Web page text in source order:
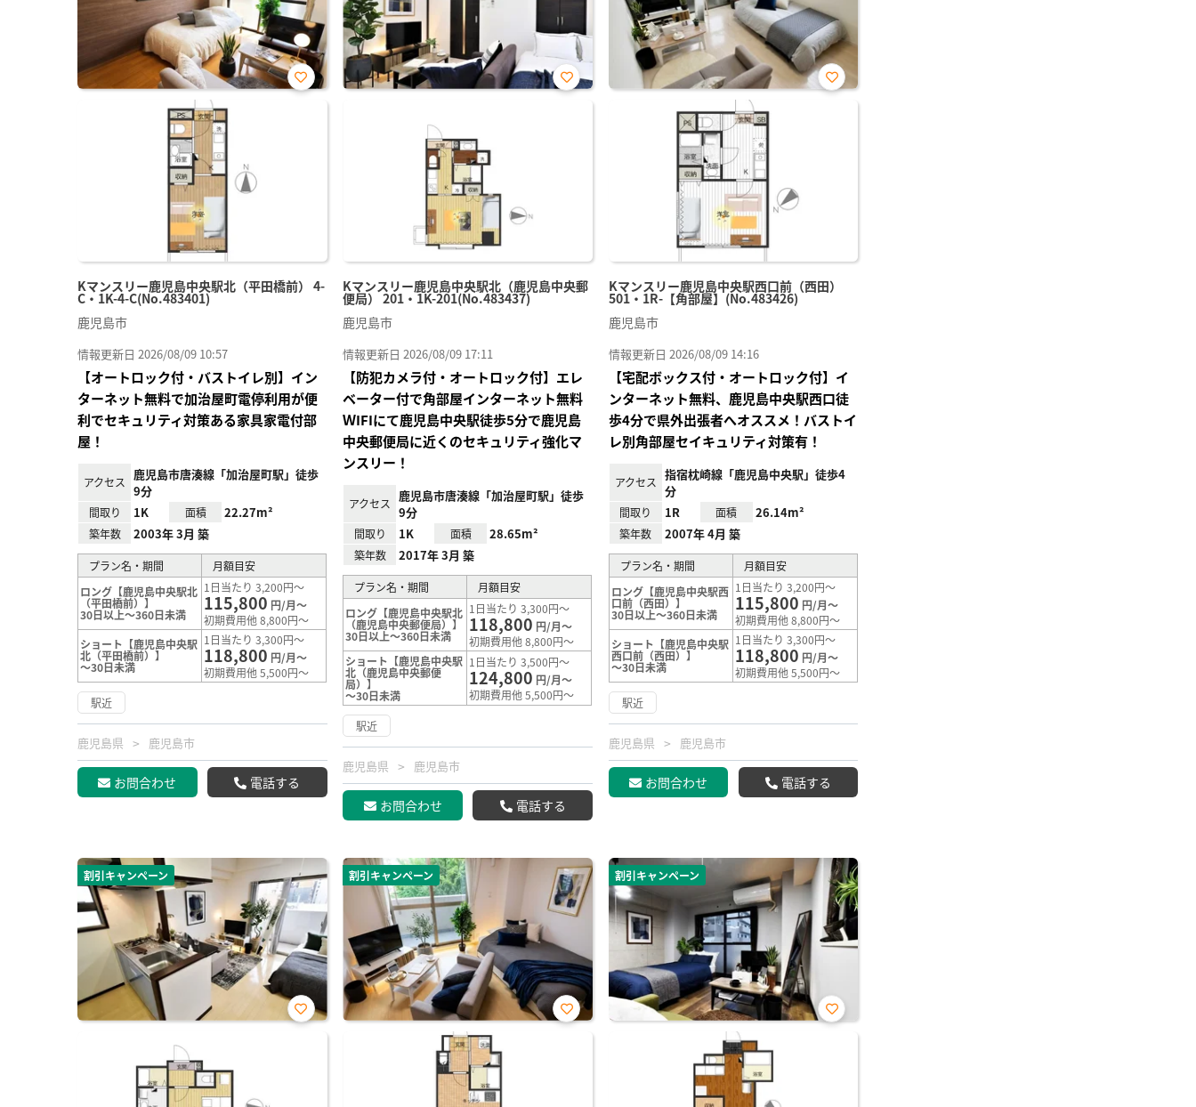
Kマンスリー鹿児島中央駅北（平田橋前） 4-
C・1K-4-C(No.483401)
お気
鹿児島市
情報更新日 2026/08/09 10:57
【オートロック付・バストイレ別】イン
ターネット無料で加治屋町電停利用が便
利でセキュリティ対策ある家具家電付部
屋！
アクセス
鹿児島市唐湊線「加治屋町駅」徒歩
9分
間取り 1K 面積 22.27m²
築年数 2003年 3月 築
プラン名・期間
月額目安
ロング【鹿児島中央駅北
（平田橋前）】
30日以上～360日未満
1日当たり 3,200円～
115,800 円/月～
初期費用他 8,800円～
ショート【鹿児島中央駅
北（平田橋前）】
～30日未満
1日当たり 3,300円～
118,800 円/月～
初期費用他 5,500円～
駅近
鹿児島県 鹿児島市
お問合わせ 電話する
Kマンスリー鹿児島中央駅北（鹿児島中央郵
便局） 201・1K-201(No.483437)
お気
鹿児島市
情報更新日 2026/08/09 17:11
【防犯カメラ付・オートロック付】エレ
ベーター付で角部屋インターネット無料
ＷIFIにて鹿児島中央駅徒歩5分で鹿児島
中央郵便局に近くのセキュリティ強化マ
ンスリー！
アクセス
鹿児島市唐湊線「加治屋町駅」徒歩
9分
間取り 1K 面積 28.65m²
築年数 2017年 3月 築
プラン名・期間
月額目安
ロング【鹿児島中央駅北
（鹿児島中央郵便局）】
30日以上～360日未満
1日当たり 3,300円～
118,800 円/月～
初期費用他 8,800円～
ショート【鹿児島中央駅
北（鹿児島中央郵便
局）】
～30日未満
1日当たり 3,500円～
124,800 円/月～
初期費用他 5,500円～
駅近
鹿児島県 鹿児島市
お問合わせ 電話する
Kマンスリー鹿児島中央駅西口前（西田）
501・1R-【角部屋】(No.483426)
お気
鹿児島市
情報更新日 2026/08/09 14:16
【宅配ボックス付・オートロック付】イ
ンターネット無料、鹿児島中央駅西口徒
歩4分で県外出張者へオススメ！バストイ
レ別角部屋セイキュリティ対策有！
アクセス
指宿枕崎線「鹿児島中央駅」徒歩4
分
間取り 1R 面積 26.14m²
築年数 2007年 4月 築
プラン名・期間
月額目安
ロング【鹿児島中央駅西
口前（西田）】
30日以上～360日未満
1日当たり 3,200円～
115,800 円/月～
初期費用他 8,800円～
ショート【鹿児島中央駅
西口前（西田）】
～30日未満
1日当たり 3,300円～
118,800 円/月～
初期費用他 5,500円～
駅近
鹿児島県 鹿児島市
お問合わせ 電話する
割引キャンペーン
お気
割引キャンペーン
お気
割引キャンペーン
お気